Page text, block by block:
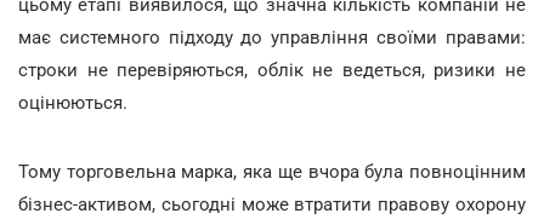
цьому етапі виявилося, що значна кількість компаній не
має системного підходу до управління своїми правами:
строки не перевіряються, облік не ведеться, ризики не
оцінюються.
Тому торговельна марка, яка ще вчора була повноцінним
бізнес-активом, сьогодні може втратити правову охорону